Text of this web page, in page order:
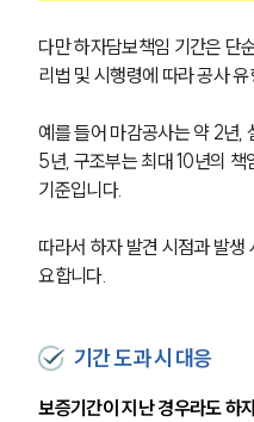
다만 하자담보책임 기간은 단
리법 및 시행령에 따라 공사
예를 들어 마감공사는 약 2년,
5년, 구조부는 최대 10년의 책
기준입니다.
따라서 하자 발견 시점과 발생
요합니다.
기간 도과 시 대응
보증기간이 지난 경우라도 하